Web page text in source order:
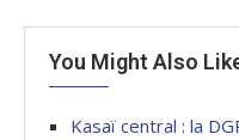
You Might Also
Kasaï central : la